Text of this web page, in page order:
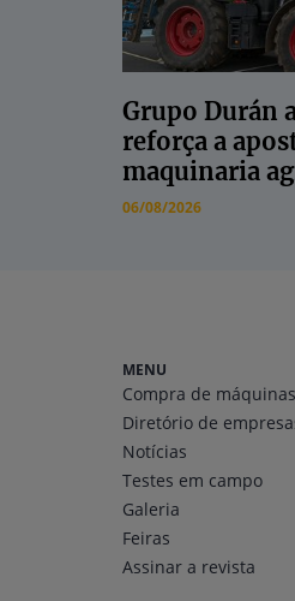
Grupo Durán
reforça a
maquinaria
06/08/2026
MENU
Compra de máquinas
Diretório de
Notícias
Testes em campo
Galeria
Feiras
Assinar a revista